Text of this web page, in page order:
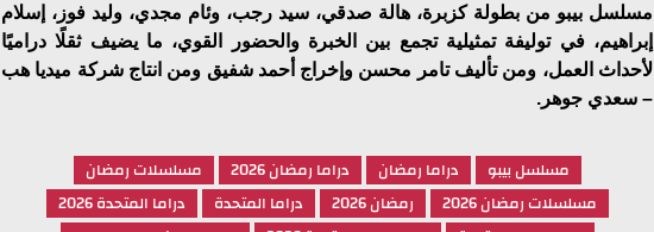
مسلسل بيبو من بطولة كزبرة، هالة صدقي، سيد رجب، وئام مجدي، وليد فوز، إسلام
إبراهيم، في توليفة تمثيلية تجمع بين الخبرة والحضور القوي، ما يضيف ثقلًا دراميًا
لأحداث العمل، ومن تأليف تامر محسن وإخراج أحمد شفيق ومن انتاج شركة ميديا هب
– سعدي جوهر.
مسلسل بيبو دراما رمضان دراما رمضان 2026
مسلسلات رمضان
مسلسلات رمضان 2026
رمضان 2026 دراما المتحدة
دراما المتحدة 2026